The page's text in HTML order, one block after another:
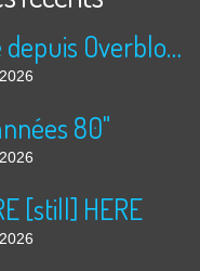
Publié depuis Overblog et Facebook
80"
[still] HERE